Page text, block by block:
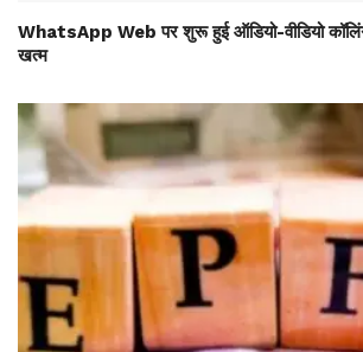
WhatsApp Web पर शुरू हुई ऑडियो-वीडियो
खत्म